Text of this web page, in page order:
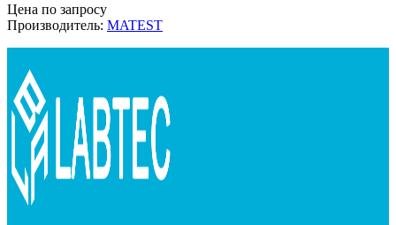
Цена по запросу
Производитель: MATEST